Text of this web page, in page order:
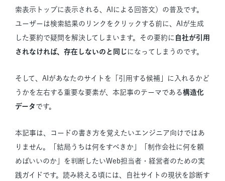
索表示トップに表示される、AIによる回答文）の普及です。
ユーザーは検索結果のリンクをクリックする前に、AIが生成
した要約で疑問を解決してしまいます。その要約に 自社が引用
されなければ、存在しないのと同じ になってしまうのです。
そして、AIがあなたのサイトを「引用する候補」に入れるかど
うかを左右する重要な要素が、本記事のテーマである構造化
データ です。
本記事は、コードの書き方を覚えたいエンジニア向けではあ
りません。「結局うちは何をすべきか」「制作会社に何を頼
めばいいのか」を判断したいWeb担当者・経営者のための実
践ガイドです。読み終える頃には、自社サイトの現状を診断す